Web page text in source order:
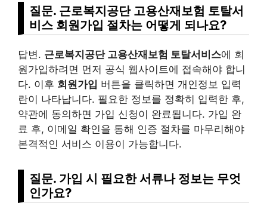
질문. 근로복지공단 고용산재보험 토탈서
비스 회원가입 절차는 어떻게 되나요?
답변. 근로복지공단 고용산재보험 토탈서비스에 회
원가입하려면 먼저 공식 웹사이트에 접속해야 합니
다. 이후 회원가입 버튼을 클릭하면 개인정보 입력
란이 나타납니다. 필요한 정보를 정확히 입력한 후,
약관에 동의하면 가입 신청이 완료됩니다. 가입 완
료 후, 이메일 확인을 통해 인증 절차를 마무리해야
본격적인 서비스 이용이 가능합니다.
질문. 가입 시 필요한 서류나 정보는 무엇
인가요?